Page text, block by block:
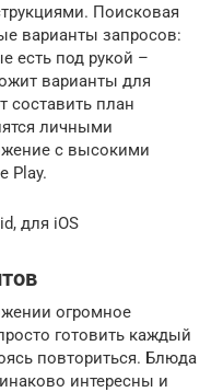
Поисковая
варианты запросов:
есть под рукой –
варианты для
составить план
личными
с высокими
Play.
для iOS
огромное
готовить каждый
повториться. Блюда
интересны и